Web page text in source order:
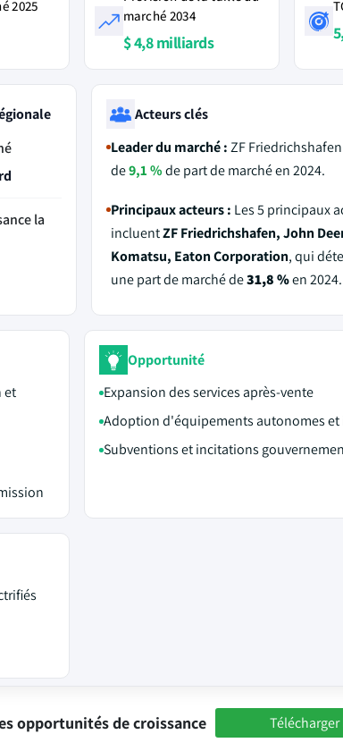
2025
marché 2034
$ 4,8 milliards
la
Acteurs clés
Leader du marché :ZF
de9,1 %de part de marché en 2024.
Principaux acteurs : Les 5 principaux
incluentZF Friedrichshafen, John
Komatsu, Eaton Corporation, qui
une part de marché de31,8 %en 2024.
et
Opportunité
Expansion des services après-vente
Adoption d'équipements autonomes
Subventions et incitations
opportunités de croissance